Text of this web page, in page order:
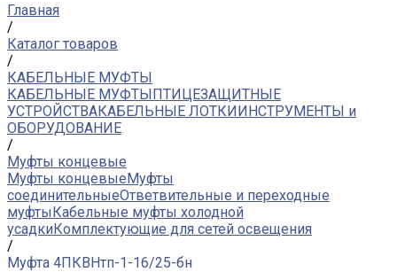
Главная
/
Каталог товаров
/
КАБЕЛЬНЫЕ МУФТЫ
КАБЕЛЬНЫЕ МУФТЫПТИЦЕЗАЩИТНЫЕ
УСТРОЙСТВАКАБЕЛЬНЫЕ ЛОТКИИНСТРУМЕНТЫ и
ОБОРУДОВАНИЕ
/
Муфты концевые
Муфты концевыеМуфты
соединительныеОтветвительные и переходные
муфтыКабельные муфты холодной
усадкиКомплектующие для сетей освещения
/
Муфта 4ПКВНтп-1-16/25-бн